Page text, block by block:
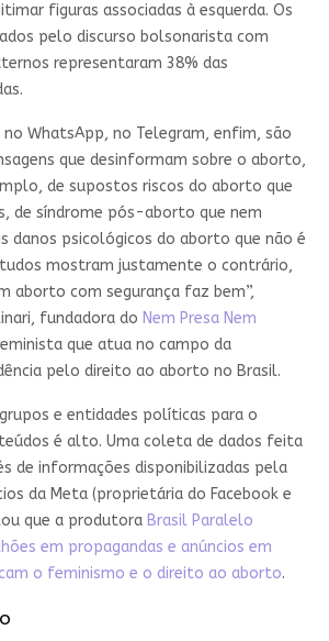
figuras associadas à esquerda. Os
pelo discurso bolsonarista com
representaram 38% das
no WhatsApp, no Telegram, enfim, são
que desinformam sobre o aborto,
de supostos riscos do aborto que
de síndrome pós-aborto que nem
danos psicológicos do aborto que não é
mostram justamente o contrário,
aborto com segurança faz bem”,
fundadora do Nem Presa Nem
que atua no campo da
pelo direito ao aborto no Brasil.
e entidades políticas para o
é alto. Uma coleta de dados feita
de informações disponibilizadas pela
da Meta (proprietária do Facebook e
que a produtora Brasil Paralelo
em propagandas e anúncios em
o feminismo e o direito ao aborto.